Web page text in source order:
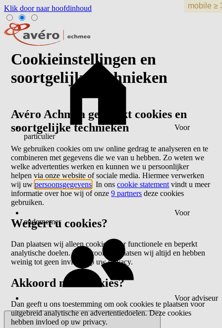
Klik door naar hoofdinhoud
Voor
particulier
Voor
ondernemer
Voor adviseur
Cookieinstellingen en
soortgelijke technieken
Avéro Achmea gebruikt cookies en
soortgelijke technieken
We gebruiken cookies om uw online gedrag te analyseren en te
combineren met gegevens die we van u hebben. Zo weten we
welke advertenties werken en kunnen we u persoonlijker
helpen via onze website of sociale media. Hiermee verwerken
wij uwpersoonsgegevens . In onscookie statement vindt u meer
informatie over hoe wij of onze9 partners deze cookies
gebruiken.
Weigert u cookies?
Dan plaatsen wij alleen cookies voor functionele en beperkt
analytische doelen. Deze cookies plaatsen wij altijd en hebben
weinig tot geen invloed op uw privacy.
Akkoord met cookies?
Dan geeft u ons toestemming om ook cookies te plaatsen voor
uitgebreid analytische en advertentiedoelen. Deze cookies
hebben invloed op uw privacy.